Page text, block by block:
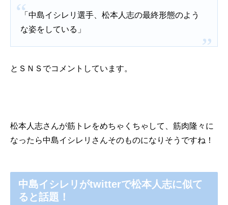
「中島イシレリ選手、松本人志の最終形態のよう
な姿をしている」
とＳＮＳでコメントしています。
松本人志さんが筋トレをめちゃくちゃして、筋肉隆々に
なったら中島イシレリさんそのものになりそうですね！
中島イシレリがtwitterで松本人志に似て
ると話題！